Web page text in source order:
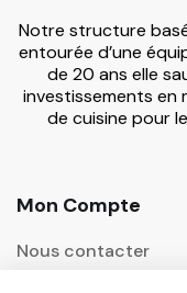
Notre structure
entourée d’une
de 20 ans elle
investissements en
de cuisine pour
Mon Compte
Nous contacter